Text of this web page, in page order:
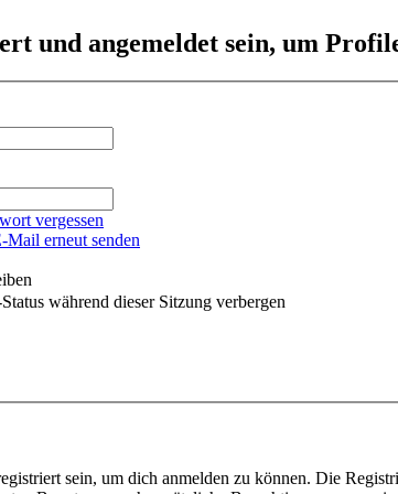
und angemeldet sein, um
vergessen
erneut senden
während dieser Sitzung verbergen
sein, um dich anmelden zu können. Die